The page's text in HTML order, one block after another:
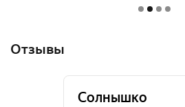
Отзывы